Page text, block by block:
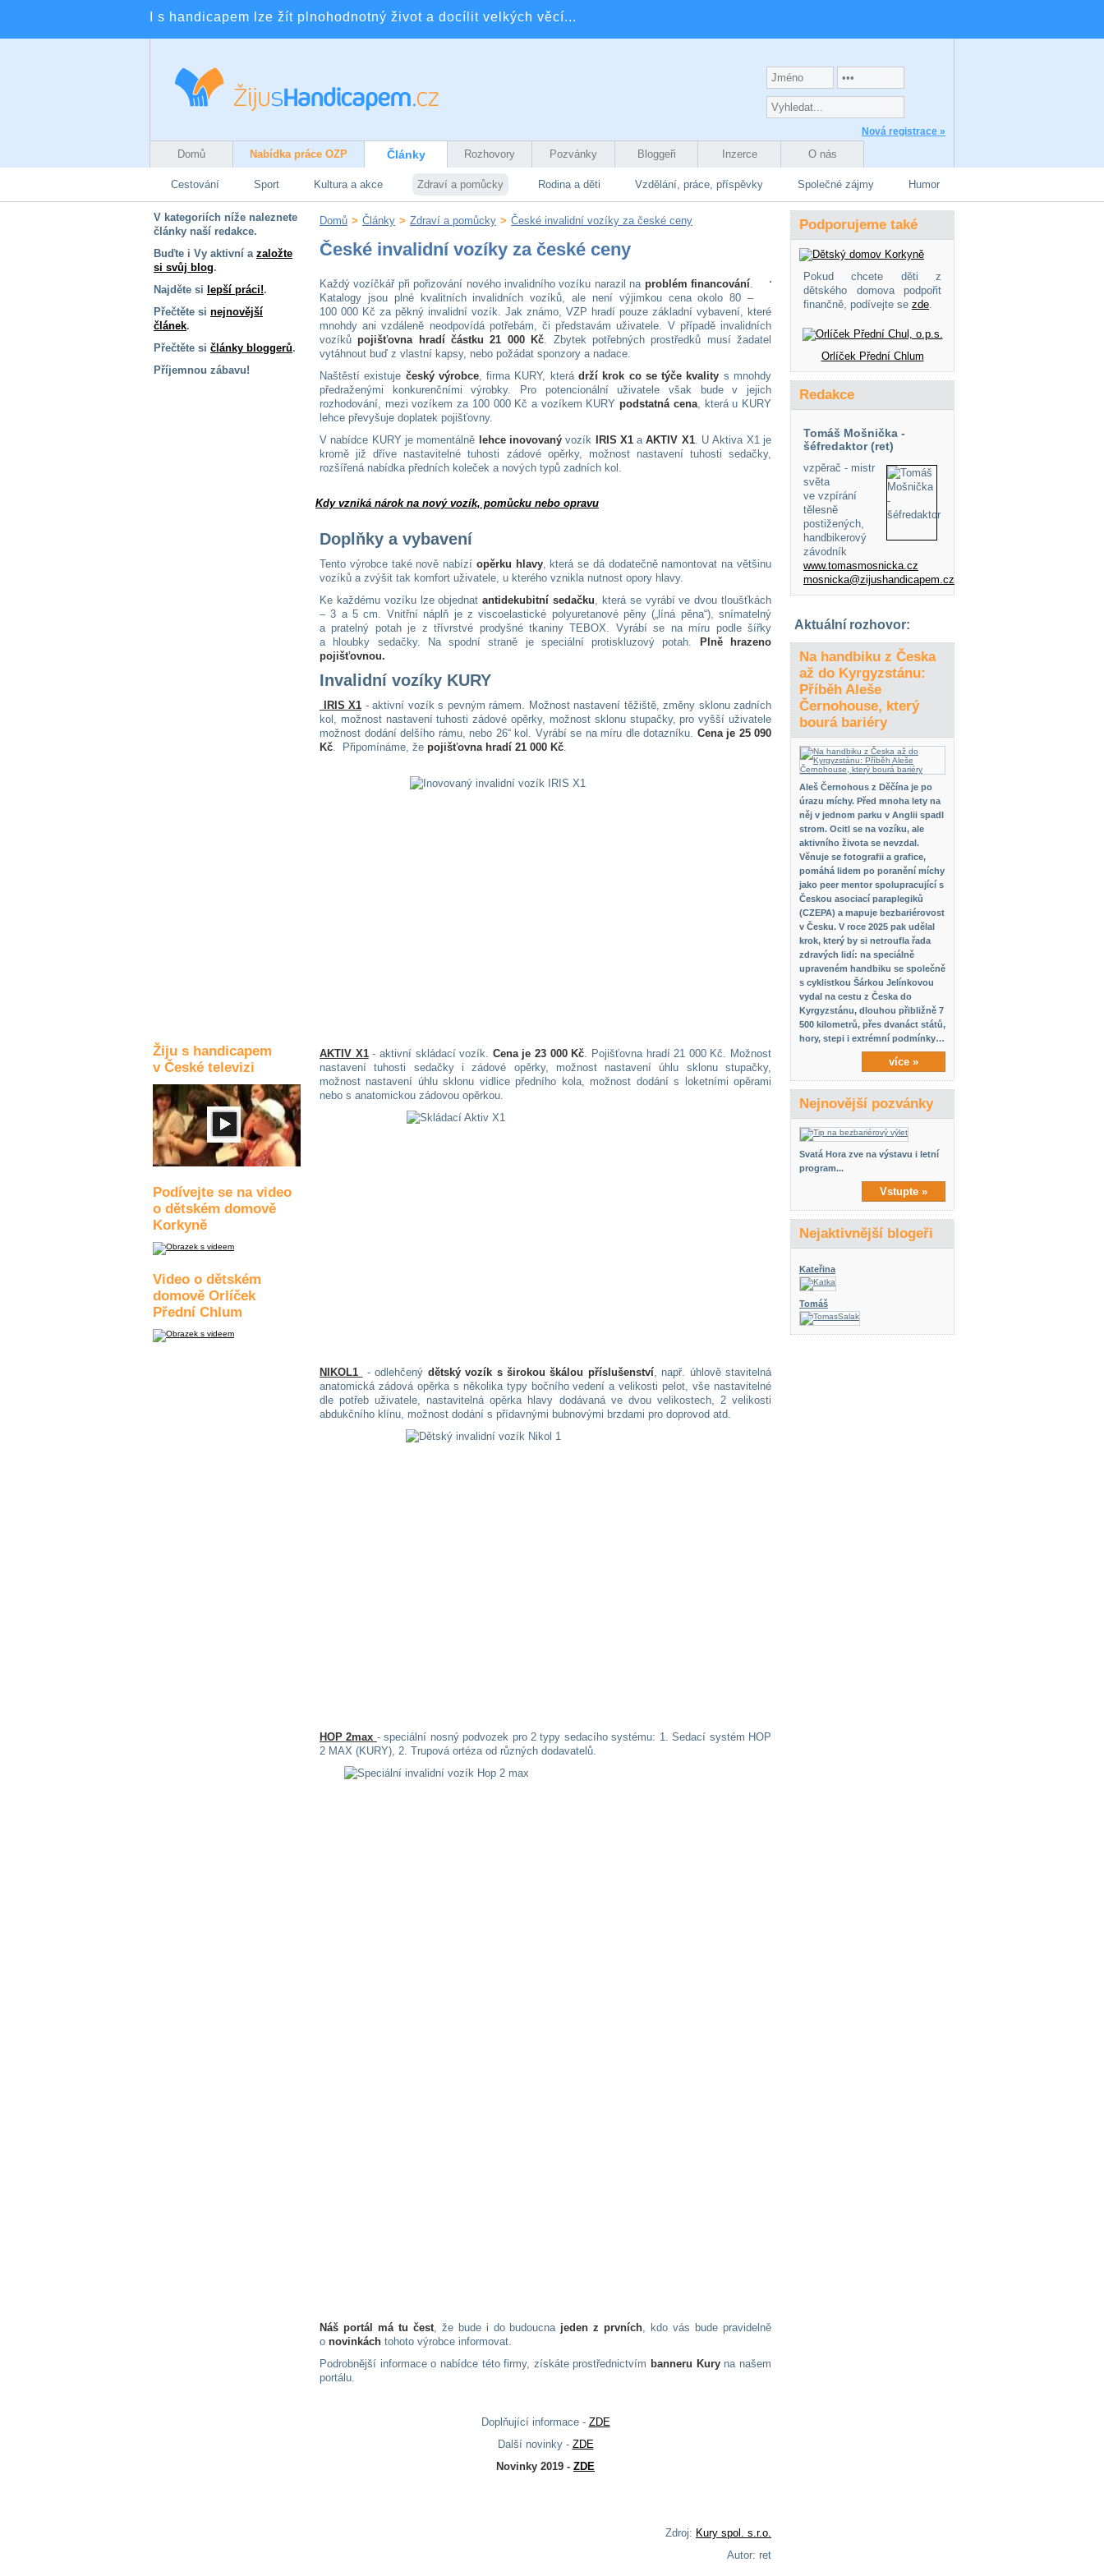
I s handicapem lze žít plnohodnotný život a docílit velkých věcí...
Nová registrace »
Domů Nabídka práce OZP Články Rozhovory Pozvánky Bloggeři Inzerce O nás
Cestování Sport Kultura a akce Zdraví a pomůcky Rodina a děti Vzdělání, práce, příspěvky Společné zájmy Humor
V kategoriích níže naleznete
články naší redakce.
Buďte i Vy aktivní a založte
si svůj blog.
Najděte si lepší práci!.
Přečtěte si nejnovější
článek.
Přečtěte si články bloggerů.
Příjemnou zábavu!
Žiju s handicapem
v České televizi
Podívejte se na video
o dětském domově
Korkyně
Video o dětském
domově Orlíček
Přední Chlum
Domů > Články > Zdraví a pomůcky > České invalidní vozíky za české ceny
České invalidní vozíky za české ceny
Každý vozíčkář při pořizování nového invalidního vozíku narazil na problém financování.
Katalogy jsou plné kvalitních invalidních vozíků, ale není výjimkou cena okolo 80 –
100 000 Kč za pěkný invalidní vozík. Jak známo, VZP hradí pouze základní vybavení, které
mnohdy ani vzdáleně neodpovídá potřebám, či představám uživatele. V případě invalidních
vozíkůpojišťovna hradí částku 21 000 Kč. Zbytek potřebných prostředků musí žadatel
vytáhnout buď z vlastní kapsy, nebo požádat sponzory a nadace.
Naštěstí existuje český výrobce, firma KURY, kterádrží krok co se týče kvality s mnohdy
předraženými konkurenčními výrobky. Pro potencionální uživatele však bude v jejich
rozhodování, mezi vozíkem za 100 000 Kč a vozíkem KURYpodstatná cena, která u KURY
lehce převyšuje doplatek pojišťovny.
V nabídce KURY je momentálně lehce inovovanývozík IRIS X1aAKTIV X1. U Aktiva X1 je
kromě již dříve nastavitelné tuhosti zádové opěrky, možnost nastavení tuhosti sedačky,
rozšířená nabídka předních koleček a nových typů zadních kol.
Kdy vzniká nárok na nový vozík, pomůcku nebo opravu
Doplňky a vybavení
Tento výrobce také nově nabízí opěrku hlavy, která se dá dodatečně namontovat na většinu
vozíků a zvýšit tak komfort uživatele, u kterého vznikla nutnost opory hlavy.
Ke každému vozíku lze objednatantidekubitní sedačku, která se vyrábí ve dvou tloušťkách
– 3 a 5 cm. Vnitřní náplň je z viscoelastické polyuretanové pěny („líná pěna“), snímatelný
a pratelný potah je z třívrstvé prodyšné tkaniny TEBOX. Vyrábí se na míru podle šířky
a hloubky sedačky. Na spodní straně je speciální protiskluzový potah. Plně hrazeno
pojišťovnou.
Invalidní vozíky KURY
IRIS X1 - aktivní vozík s pevným rámem. Možnost nastavení těžiště, změny sklonu zadních
kol, možnost nastavení tuhosti zádové opěrky, možnost sklonu stupačky, pro vyšší uživatele
možnost dodání delšího rámu, nebo 26“ kol. Vyrábí se na míru dle dotazníku. Cena je 25 090
Kč. Připomínáme, že pojišťovna hradí 21 000 Kč.
AKTIV X1- aktivní skládací vozík. Cena je 23 000 Kč. Pojišťovna hradí 21 000 Kč. Možnost
nastavení tuhosti sedačky i zádové opěrky, možnost nastavení úhlu sklonu stupačky,
možnost nastavení úhlu sklonu vidlice předního kola, možnost dodání s loketními opěrami
nebo s anatomickou zádovou opěrkou.
NIKOL1 - odlehčený dětský vozík s širokou škálou příslušenství, např. úhlově stavitelná
anatomická zádová opěrka s několika typy bočního vedení a velikosti pelot, vše nastavitelné
dle potřeb uživatele, nastavitelná opěrka hlavy dodávaná ve dvou velikostech, 2 velikosti
abdukčního klínu, možnost dodání s přídavnými bubnovými brzdami pro doprovod atd.
HOP 2max - speciální nosný podvozek pro 2 typy sedacího systému: 1. Sedací systém HOP
2 MAX (KURY), 2. Trupová ortéza od různých dodavatelů.
Náš portál má tu čest, že bude i do budoucna jeden z prvních, kdo vás bude pravidelně
o novinkách tohoto výrobce informovat.
Podrobnější informace o nabídce této firmy, získáte prostřednictvím banneru Kuryna našem
portálu.
Doplňující informace - ZDE
Další novinky - ZDE
Novinky 2019 - ZDE
Zdroj: Kury spol. s.r.o.
Autor: ret
Podporujeme také
Pokud chcete děti z
dětského domova podpořit
finančně, podívejte se zde.
Orlíček Přední Chlum
Redakce
Tomáš Mošnička -
šéfredaktor (ret)
vzpěrač - mistr
světa
ve vzpírání
tělesně
postižených,
handbikerový
závodník
www.tomasmosnicka.cz
mosnicka@zijushandicapem.cz
Aktuální rozhovor:
Na handbiku z Česka
až do Kyrgyzstánu:
Příběh Aleše
Černohouse, který
bourá bariéry
Aleš Černohous z Děčína je po
úrazu míchy. Před mnoha lety na
něj v jednom parku v Anglii spadl
strom. Ocitl se na vozíku, ale
aktivního života se nevzdal.
Věnuje se fotografii a grafice,
pomáhá lidem po poranění míchy
jako peer mentor spolupracující s
Českou asociací paraplegiků
(CZEPA) a mapuje bezbariérovost
v Česku. V roce 2025 pak udělal
krok, který by si netroufla řada
zdravých lidí: na speciálně
upraveném handbiku se společně
s cyklistkou Šárkou Jelínkovou
vydal na cestu z Česka do
Kyrgyzstánu, dlouhou přibližně 7
500 kilometrů, přes dvanáct států,
hory, stepi i extrémní podmínky…
více »
Nejnovější pozvánky
Svatá Hora zve na výstavu i letní
program...
Vstupte »
Nejaktivnější blogeři
Kateřina
Tomáš